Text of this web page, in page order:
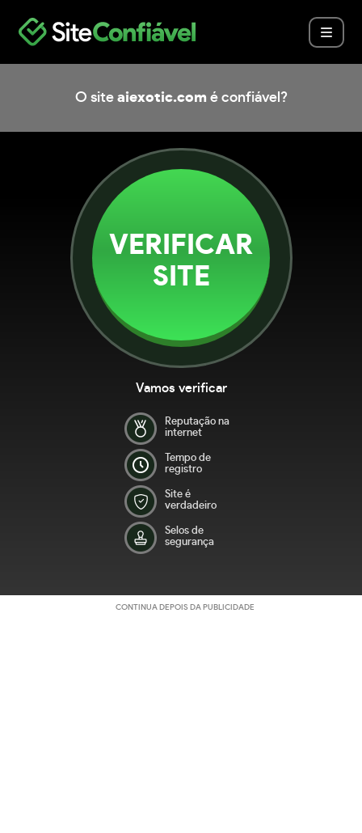
O site aiexotic.com é confiável?
VERIFICAR
SITE
Vamos verificar
Reputação na
internet
Tempo de
registro
Site é
verdadeiro
Selos de
segurança
CONTINUA DEPOIS DA PUBLICIDADE